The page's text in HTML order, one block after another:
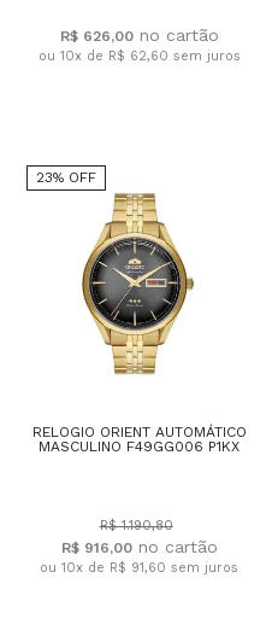
R$ 626,00
ou 10x de R$ 62,60 sem juros
23% OFF
RELOGIO ORIENT AUTOMÁTICO
MASCULINO F49GG006 P1KX
R$ 1.190,80
R$ 916,00
ou 10x de R$ 91,60 sem juros